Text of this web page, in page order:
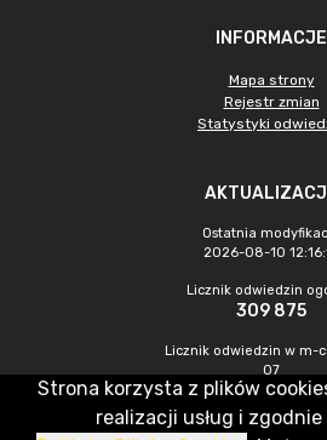
INFORMACJE
Mapa strony
Rejestr zmian
Statystyki
Ostatnia
2026-08-10
Licznik odwiedzin
309 875
Licznik odwiedzin w m-
07
573
Strona korzysta z plików
realizacji usług i zgodnie